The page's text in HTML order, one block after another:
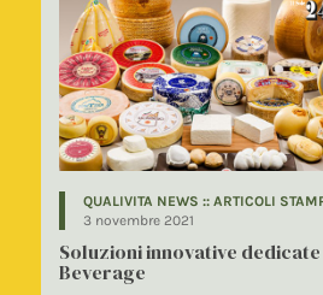
QUALIVITA NEWS :: ARTICOLI
3 novembre 2021
Soluzioni innovative
Beverage